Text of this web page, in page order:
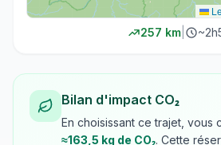
257 km| ~
Bilan d'impact CO₂
En choisissant ce trajet, vous
≈163,5 kg de CO₂. Cette